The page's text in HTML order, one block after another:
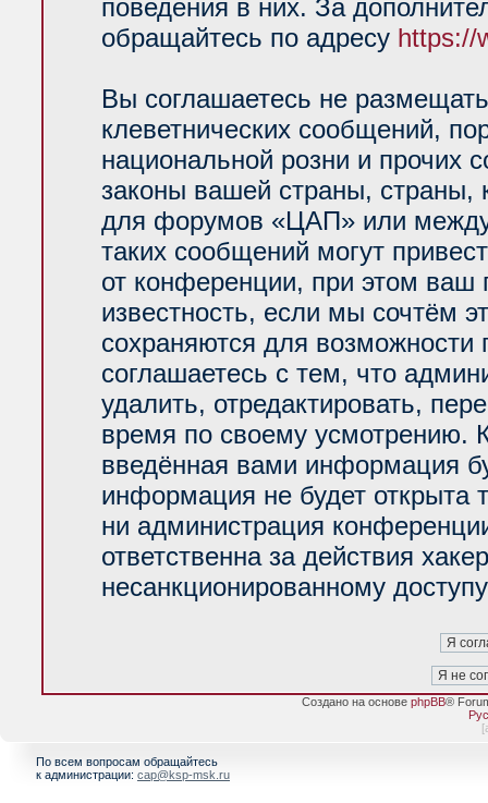
поведения в них. За
обращайтесь по адресу https://
Вы соглашаетесь не
клеветнических сообщений,
национальной розни и прочих
законы вашей страны, страны,
для форумов «ЦАП» или
таких сообщений могут
от конференции, при этом ваш
известность, если мы сочтём
сохраняются для возможности
соглашаетесь с тем, что
удалить, отредактировать,
время по своему усмотрению.
введённая вами информация
информация не будет открыта
ни администрация
ответственна за действия
несанкционированному
Создано на основе phpBB®
[
По всем вопросам обращайтесь
к администрации: cap@ksp-msk.ru